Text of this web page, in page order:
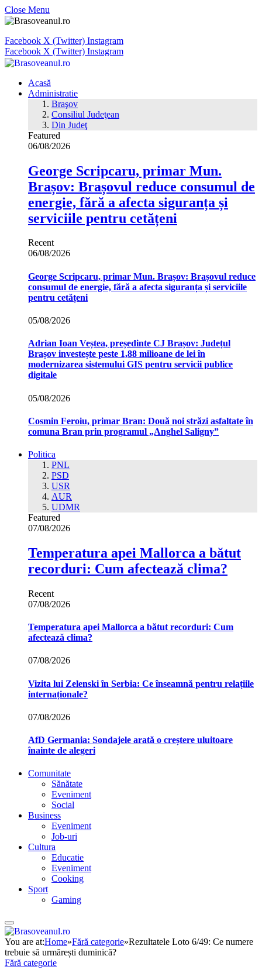
Close Menu
Facebook X (Twitter) Instagram
Facebook X (Twitter) Instagram
Acasă
Administratie
Braşov
Consiliul Judeţean
Din Judeţ
Featured
06/08/2026
George Scripcaru, primar Mun.
Brașov: Brașovul reduce consumul de
energie, fără a afecta siguranța și
serviciile pentru cetățeni
Recent
06/08/2026
George Scripcaru, primar Mun. Brașov: Brașovul reduce
consumul de energie, fără a afecta siguranța și serviciile
pentru cetățeni
05/08/2026
Adrian Ioan Veștea, președinte CJ Brașov: Județul
Brașov investește peste 1,88 milioane de lei în
modernizarea sistemului GIS pentru servicii publice
digitale
05/08/2026
Cosmin Feroiu, primar Bran: Două noi străzi asfaltate în
comuna Bran prin programul „Anghel Saligny”
Politica
PNL
PSD
USR
AUR
UDMR
Featured
07/08/2026
Temperatura apei Mallorca a bătut
recorduri: Cum afectează clima?
Recent
07/08/2026
Temperatura apei Mallorca a bătut recorduri: Cum
afectează clima?
07/08/2026
Vizita lui Zelenski în Serbia: Ce înseamnă pentru relațiile
internaționale?
07/08/2026
AfD Germania: Sondajele arată o creștere uluitoare
înainte de alegeri
Comunitate
Sănătate
Eveniment
Social
Business
Eveniment
Job-uri
Cultura
Educatie
Eveniment
Cooking
Sport
Gaming
You are at:Home»Fără categorie»Rezultatele Loto 6/49: Ce numere
trebuie să urmărești duminică?
Fără categorie